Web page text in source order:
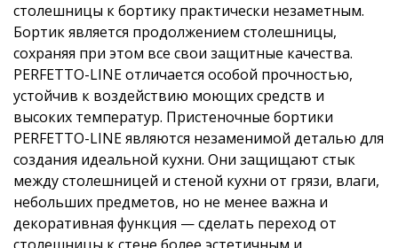
столешницы к бортику практически незаметным.
Бортик является продолжением столешницы,
сохраняя при этом все свои защитные качества.
PERFETTO-LINE отличается особой прочностью,
устойчив к воздействию моющих средств и
высоких температур. Пристеночные бортики
PERFETTO-LINE являются незаменимой деталью для
создания идеальной кухни. Они защищают стык
между столешницей и стеной кухни от грязи, влаги,
небольших предметов, но не менее важна и
декоративная функция — сделать переход от